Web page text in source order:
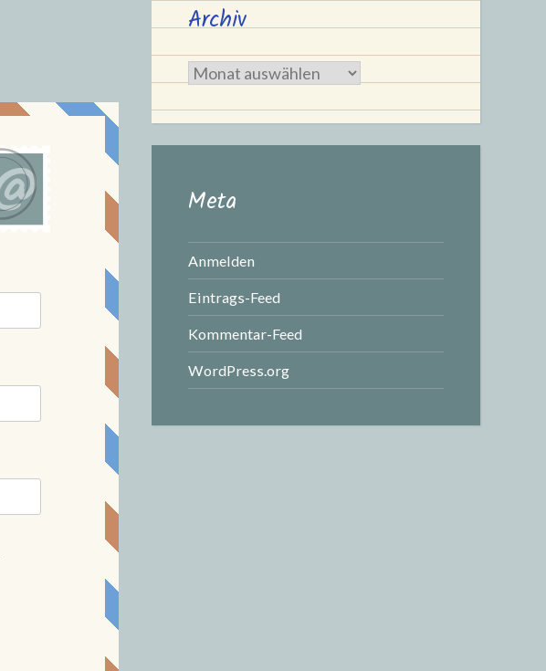
Archiv
Archiv
Meta
Anmelden
Eintrags-Feed
Kommentar-Feed
WordPress.org